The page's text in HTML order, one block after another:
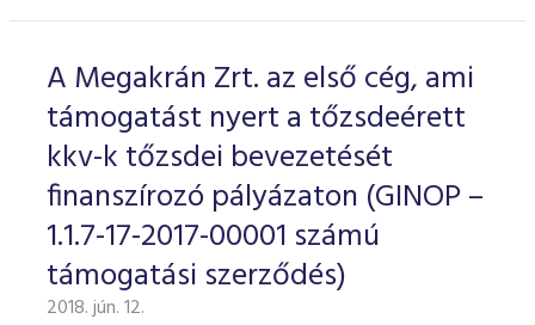
A Megakrán Zrt. az első cég, ami
támogatást nyert a tőzsdeérett
kkv-k tőzsdei bevezetését
finanszírozó pályázaton (GINOP –
1.1.7-17-2017-00001 számú
támogatási szerződés)
2018. jún. 12.